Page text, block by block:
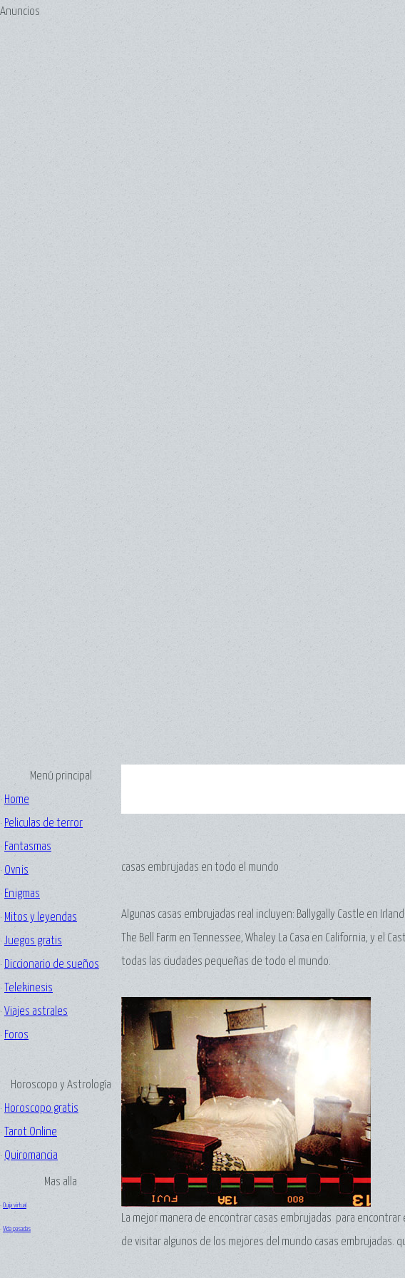
Anuncios
Menú principal
· Home
· Peliculas de terror
· Fantasmas
· Ovnis
· Enigmas
· Mitos y leyendas
· Juegos gratis
· Diccionario de sueños
·
Telekinesis
· Viajes astrales
· Foros
Horoscopo y Astrología
· Horoscopo gratis
·
Tarot Online
· Quiromancia
Mas alla
· Ouija virtual
· Vida pasadas
casas embrujadas en todo el mundo
Algunas casas embrujadas real incluyen: Ballygally Castle en
The Bell Farm en Tennessee, Whaley La Casa en California, y el
todas las ciudades pequeñas de todo el mundo.
La mejor manera de encontrar casas embrujadas para
de visitar algunos de los mejores del mundo casas embrujadas.